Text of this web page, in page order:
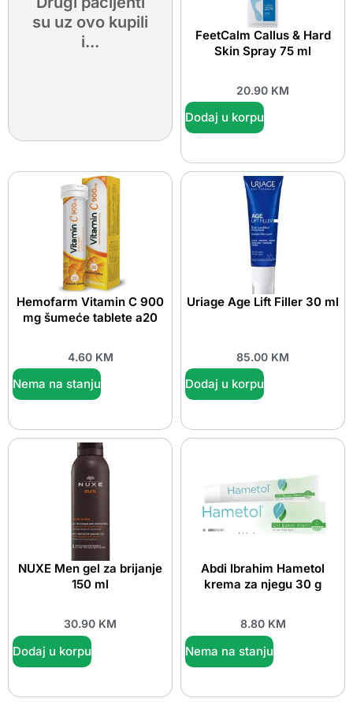
su uz ovo kupili
i...
FeetCalm Callus & Hard
Skin Spray 75 ml
20.90 KM
Dodaj u korpu
Hemofarm Vitamin C 900
mg šumeće tablete a20
4.60 KM
Nema na stanju
Uriage Age Lift Filler 30 ml
85.00 KM
Dodaj u korpu
NUXE Men gel za brijanje
150 ml
30.90 KM
Dodaj u korpu
Abdi Ibrahim Hametol
krema za njegu 30 g
8.80 KM
Nema na stanju